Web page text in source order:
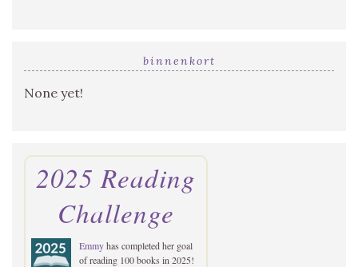
binnenkort
None yet!
2025 Reading
Challenge
Emmyhas completed her goal
of reading 100 books in 2025!